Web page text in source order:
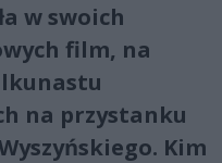
w swoich
film, na
na przystanku
Kim